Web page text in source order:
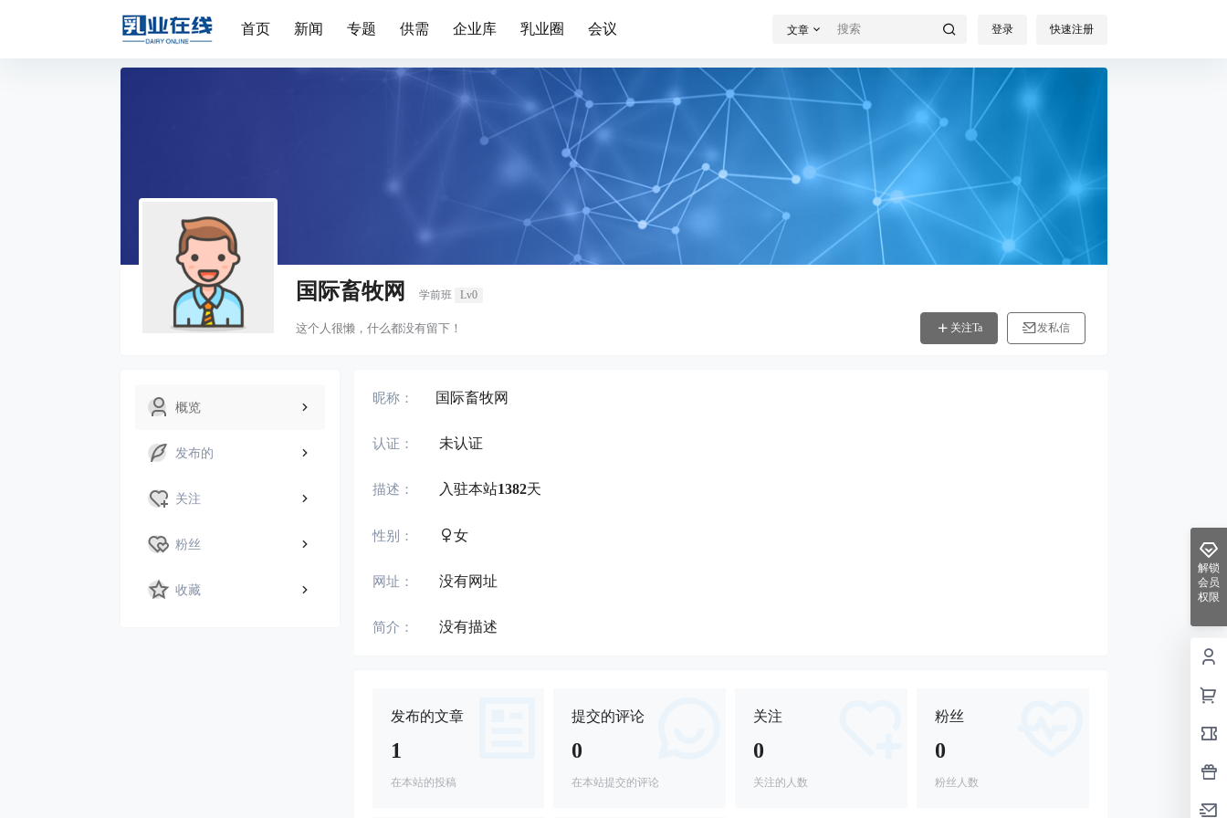
首页 新闻 专题 供需 企业库 乳业圈 会议 文章 登录 快速注册
国际畜牧网 学前班 Lv0
这个人很懒，什么都没有留下！ 关注Ta 发私信
概览
发布的
关注
粉丝
收藏
昵称： 国际畜牧网
认证： 未认证
描述： 入驻本站1382天
性别： 女
网址： 没有网址
简介： 没有描述
发布的文章
1
在本站的投稿
提交的评论
0
在本站提交的评论
关注
0
关注的人数
粉丝
0
粉丝人数
解锁
会员
权限